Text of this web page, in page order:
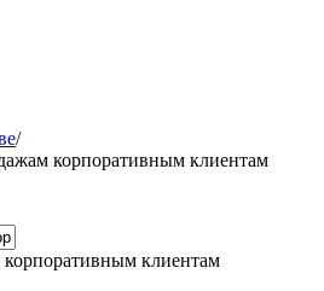
/
корпоративным клиентам
клиентам